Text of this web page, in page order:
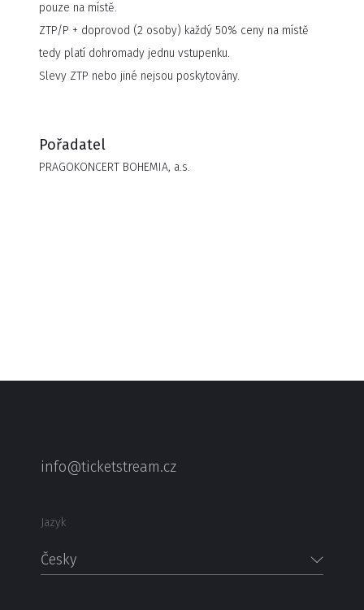
pouze na místě.
ZTP/P + doprovod (2 osoby) každý 50% ceny na místě
tedy platí dohromady jednu vstupenku.
Slevy ZTP nebo jiné nejsou poskytovány.
Pořadatel
PRAGOKONCERT BOHEMIA, a.s.
info@ticketstream.cz
Jazyk
Česky